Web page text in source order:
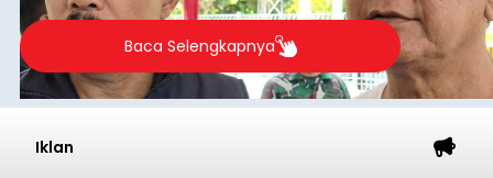
Baca Selengkapnya
Iklan